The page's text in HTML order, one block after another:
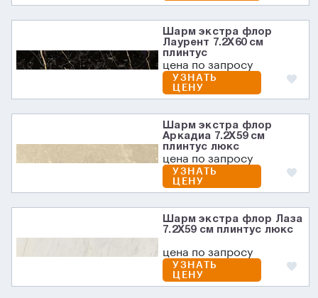
Шарм экстра флор
Лаурент 7.2X60 см
плинтус
цена по запросу
УЗНАТЬ
ЦЕНУ
Шарм экстра флор
Аркадиа 7.2X59 см
плинтус люкс
цена по запросу
УЗНАТЬ
ЦЕНУ
Шарм экстра флор Лаза
7.2X59 см плинтус люкс
цена по запросу
УЗНАТЬ
ЦЕНУ